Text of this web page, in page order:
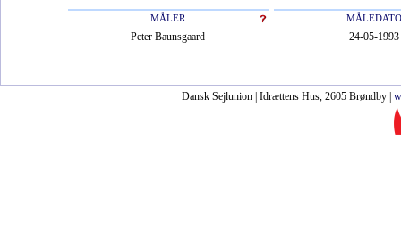
MÅLER MÅLEDATO
Peter Baunsgaard 24-05-1993
Dansk Sejlunion | Idrættens Hus, 2605 Brøndby |